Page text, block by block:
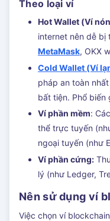
Theo loại ví
Hot Wallet (Ví
internet nên dễ bị
MetaMask, OKX
Cold Wallet (Ví
pháp an toàn
bất tiện. Phổ biến
Ví phần mềm:
thể trực tuyến
ngoại tuyến (như
Ví phần cứng:
lý (như Ledger,
Nên sử dụng ví
Việc chọn ví